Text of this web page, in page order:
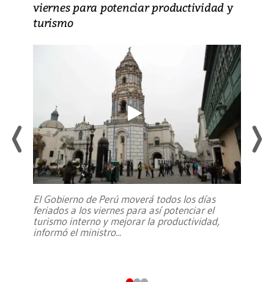
viernes para potenciar productividad y
turismo
El Gobierno de Perú moverá todos los días
feriados a los viernes para así potenciar el
turismo interno y mejorar la productividad,
informó el ministro...